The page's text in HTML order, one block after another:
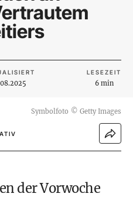
LESEZEIT
6 min
Symbolfoto © Getty Images
der Vorwoche